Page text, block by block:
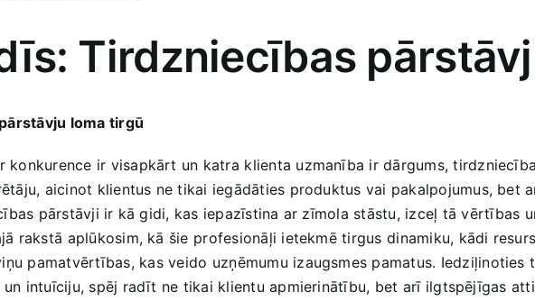
Tirdzniecības
loma tirgū
‌konkurence ir visapkārt un katra ⁢klienta uzmanība ir dārgums,
aicinot‌ klientus ne tikai ‍iegādāties produktus vai pakalpojumus, bet
pārstāvji ir kā gidi, kas ​iepazīstina ar zīmola stāstu, izceļ tā ⁤vērtības⁤
rakstā⁤ aplūkosim, kā šie⁤ profesionāļi ietekmē tirgus⁢ dinamiku, kādi
pamatvērtības, ⁣kas veido ⁣uzņēmumu izaugsmes pamatus.
intuīciju,‌ spēj radīt ne ‍tikai ‍klientu apmierinātību,⁣ bet arī ilgtspējīgas